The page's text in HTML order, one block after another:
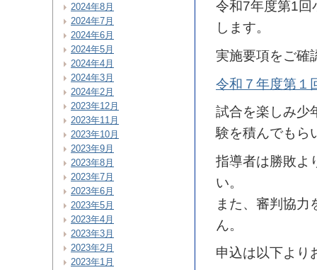
令和7年度第1回
します。
実施要項をご確
令和７年度第１
試合を楽しみ少
験を積んでもら
指導者は勝敗よ
い。
また、審判協力
ん。
申込は以下より
2024年8月
2024年7月
2024年6月
2024年5月
2024年4月
2024年3月
2024年2月
2023年12月
2023年11月
2023年10月
2023年9月
2023年8月
2023年7月
2023年6月
2023年5月
2023年4月
2023年3月
2023年2月
2023年1月